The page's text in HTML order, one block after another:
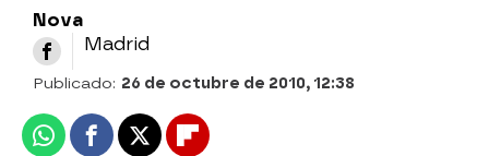
Nova
Madrid
Publicado: 26 de octubre de 2010, 12:38
WhatsappFacebook
X Flipboard